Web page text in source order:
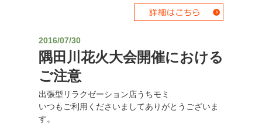
2016/07/30
隅田川花火大会開催における
ご注意
出張型リラクゼーション店うちモミ
いつもご利用くださいましてありがとうございま
す。